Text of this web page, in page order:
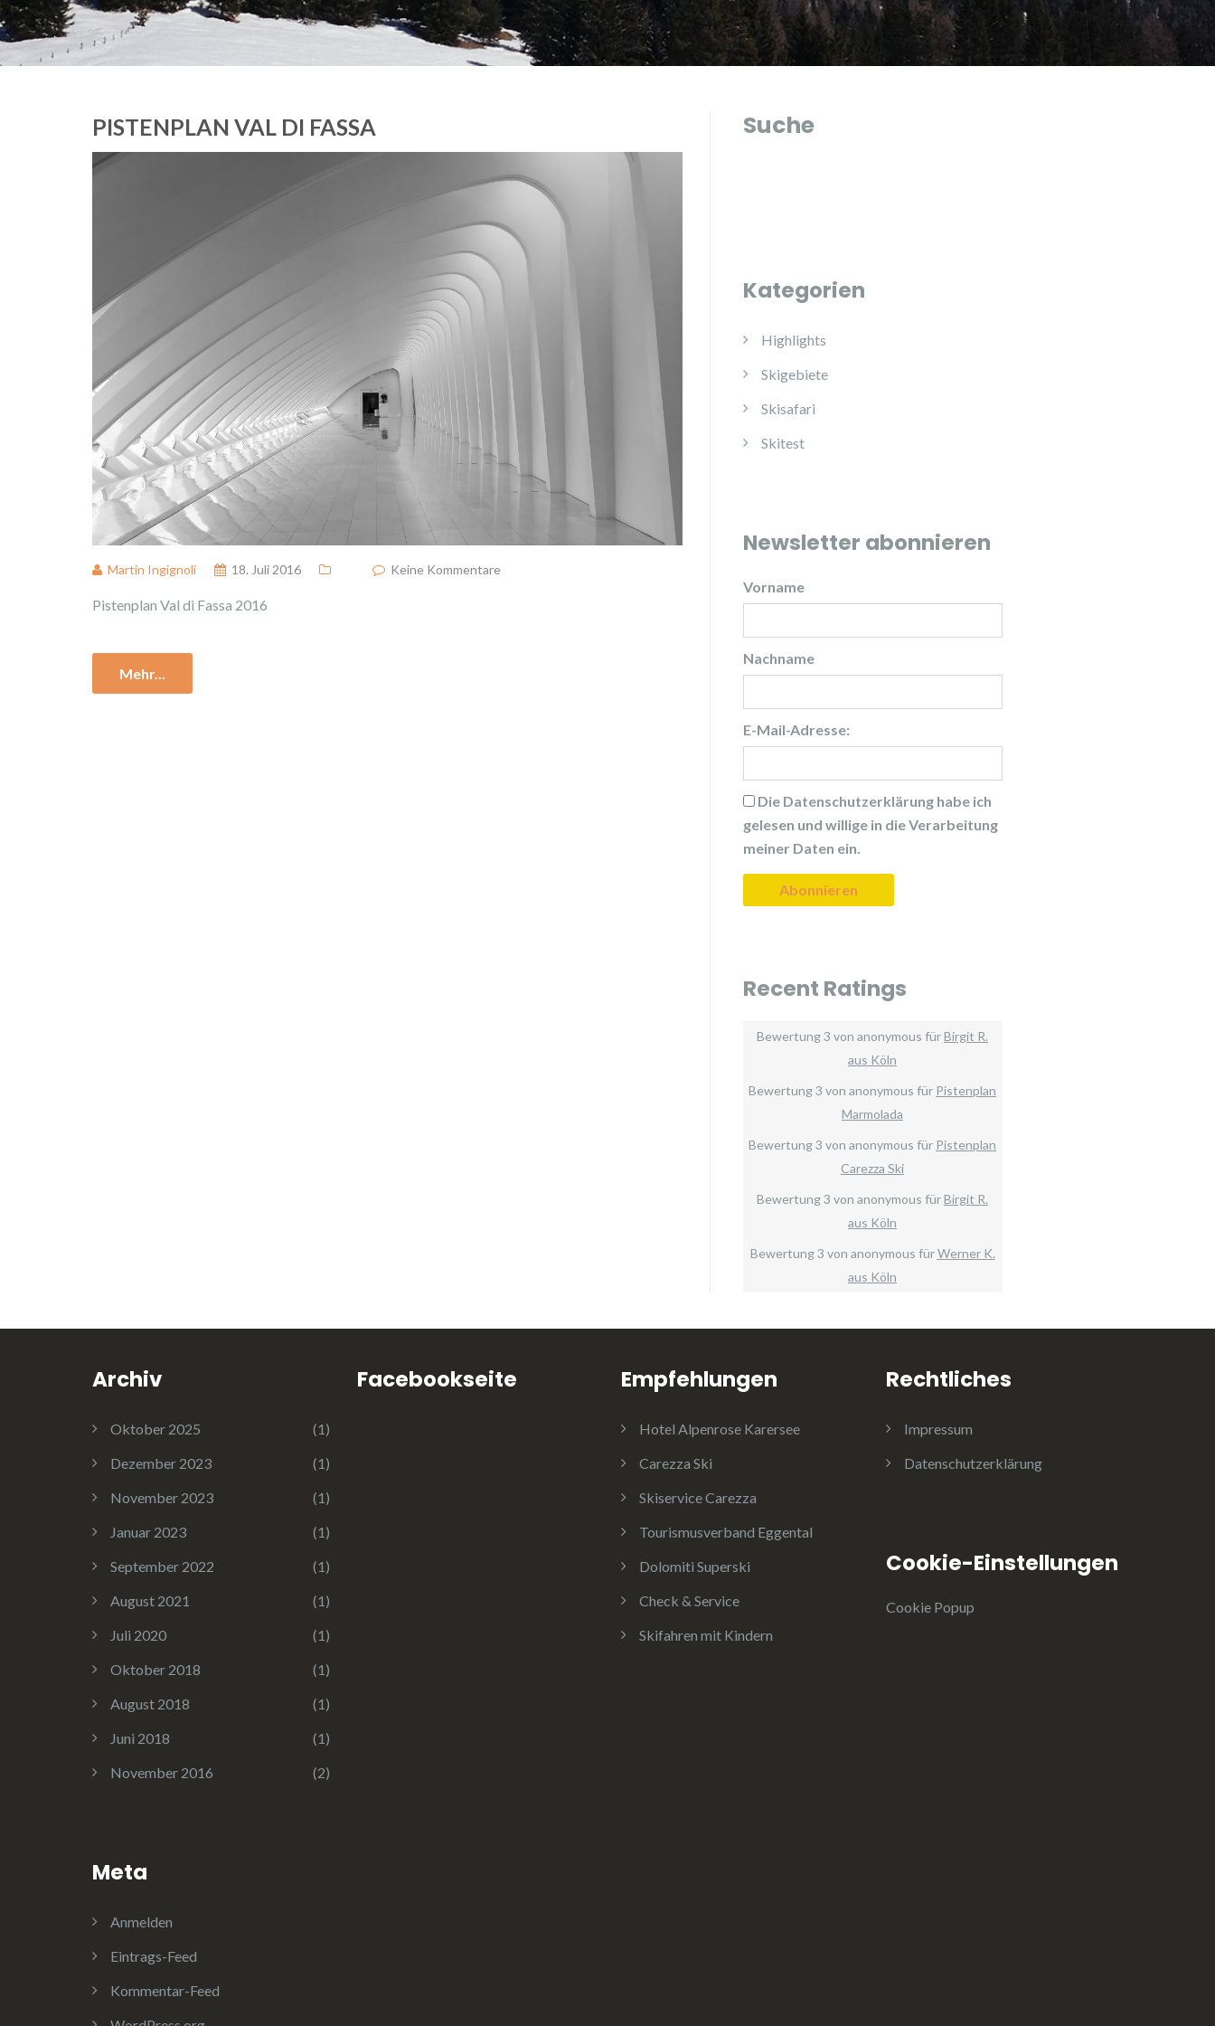
PISTENPLAN VAL DI FASSA
Martin Ingignoli 18. Juli 2016 Keine Kommentare
Pistenplan Val di Fassa 2016
Mehr...
Suche
Kategorien
Highlights
Skigebiete
Skisafari
Skitest
Newsletter abonnieren
Vorname
Nachname
E-Mail-Adresse:
Die Datenschutzerklärunghabe ich
gelesen und willige in die Verarbeitung
meiner Daten ein.
Recent Ratings
Bewertung3 von anonymous fürBirgit R.
aus Köln
Bewertung3 von anonymous für Pistenplan
Marmolada
Bewertung3 von anonymous für Pistenplan
Carezza Ski
Bewertung3 von anonymous fürBirgit R.
aus Köln
Bewertung3 von anonymous für Werner K.
aus Köln
Archiv
Oktober 2025
(1)
Dezember 2023
(1)
November 2023
(1)
Januar 2023
(1)
September 2022
(1)
August 2021
(1)
Juli 2020
(1)
Oktober 2018
(1)
August 2018
(1)
Juni 2018
(1)
November 2016
(2)
Meta
Anmelden
Eintrags-Feed
Kommentar-Feed
Facebookseite Empfehlungen
Hotel Alpenrose Karersee
Carezza Ski
Skiservice Carezza
Tourismusverband Eggental
Dolomiti Superski
Check & Service
Skifahren mit Kindern
Rechtliches
Impressum
Datenschutzerklärung
Cookie-Einstellungen
Cookie Popup